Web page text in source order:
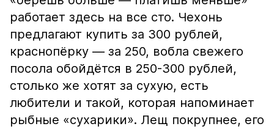
работает здесь на все сто. Чехонь
предлагают купить за 300 рублей,
краснопёрку — за 250, вобла свежего
посола обойдётся в 250-300 рублей,
столько же хотят за сухую, есть
любители и такой, которая напоминает
рыбные «сухарики». Лещ покрупнее, его